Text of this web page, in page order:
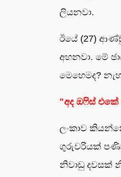
ලියනවා.
ඊයේ (27)
අහනවා. මේ
මෙහෙමද?
"අද ඔෆිස්
ලංකාව
ගුරුවරියක්
නිවාඩු දවසක්